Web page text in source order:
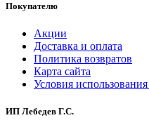
Покупателю
Акции
Доставка и оплата
Политика возвратов
Карта сайта
Условия использования
ИП Лебедев Г.С.